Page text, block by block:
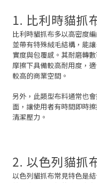
1. 比利時貓抓
比利時貓抓布多以高密度
並帶有特殊絨毛結構，能
實度與包覆感。其耐磨轉
摩擦下具備較高耐用度，
較高的商業空間。
另外，此類型布料通常也
面，讓使用者有時間即時
清潔壓力。
2. 以色列貓抓
以色列貓抓布常見特色是